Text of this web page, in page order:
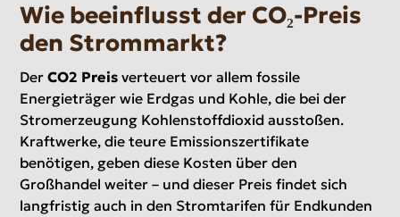
Wie beeinflusst der CO₂-Preis
den Strommarkt?
DerCO2 Preis verteuert vor allem fossile
Energieträger wie Erdgas und Kohle, die bei der
Stromerzeugung Kohlenstoffdioxid ausstoßen.
Kraftwerke, die teure Emissionszertifikate
benötigen, geben diese Kosten über den
Großhandel weiter – und dieser Preis findet sich
langfristig auch in den Stromtarifen für Endkunden